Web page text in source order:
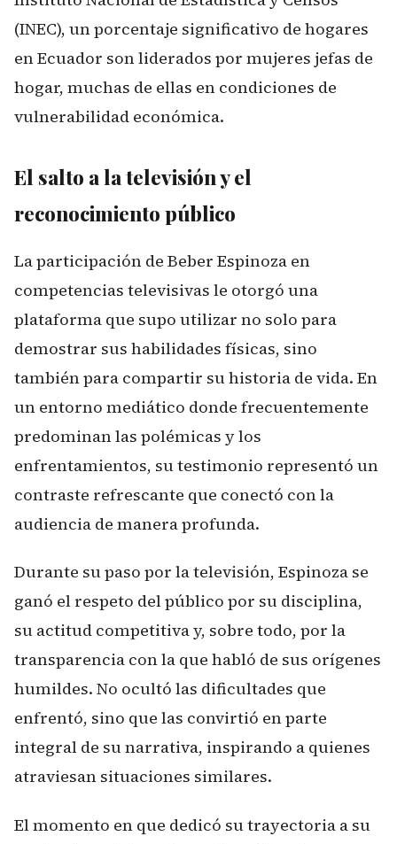
(INEC), un porcentaje significativo de hogares
en Ecuador son liderados por mujeres jefas de
hogar, muchas de ellas en condiciones de
vulnerabilidad económica.
El salto a la televisión y el
reconocimiento público
La participación de Beber Espinoza en
competencias televisivas le otorgó una
plataforma que supo utilizar no solo para
demostrar sus habilidades físicas, sino
también para compartir su historia de vida. En
un entorno mediático donde frecuentemente
predominan las polémicas y los
enfrentamientos, su testimonio representó un
contraste refrescante que conectó con la
audiencia de manera profunda.
Durante su paso por la televisión, Espinoza se
ganó el respeto del público por su disciplina,
su actitud competitiva y, sobre todo, por la
transparencia con la que habló de sus orígenes
humildes. No ocultó las dificultades que
enfrentó, sino que las convirtió en parte
integral de su narrativa, inspirando a quienes
atraviesan situaciones similares.
El momento en que dedicó su trayectoria a su